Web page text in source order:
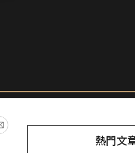
熱門文